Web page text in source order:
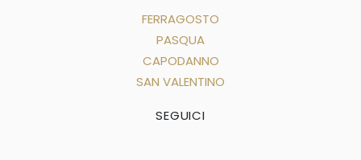
FERRAGOSTO
PASQUA
CAPODANNO
SAN VALENTINO
SEGUICI